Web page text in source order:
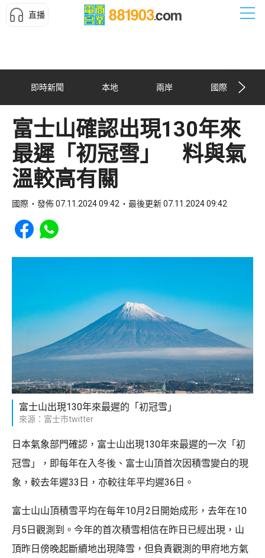
直播
即時新聞 本地 兩岸 國際
富士山確認出現130年來
最遲「初冠雪」 料與氣
溫較高有關
國際 發佈 07.11.2024 09:42 最後更新 07.11.2024 09:42
Share to Facebook
Share to WhatsApp
富士山出現130年來最遲的「初冠雪」
來源：富士市twitter
日本氣象部門確認，富士山出現130年來最遲的一次「初
冠雪」，即每年在入冬後、富士山頂首次因積雪變白的現
象，較去年遲33日，亦較往年平均遲36日。
富士山山頂積雪平均在每年10月2日開始成形，去年在10
月5日觀測到。今年的首次積雪相信在昨日已經出現，山
頂昨日傍晚起斷續地出現降雪，但負責觀測的甲府地方氣